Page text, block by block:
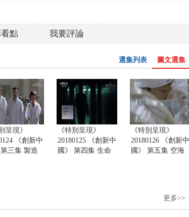
點 我要評論
圖文選集
選集列表
呈現》
《創新中
三集 製造
《特別呈現》
20180125 《創新中
國》 第四集 生命
《特別呈現》
20180126 《創新中
國》 第五集 空海
更多>>